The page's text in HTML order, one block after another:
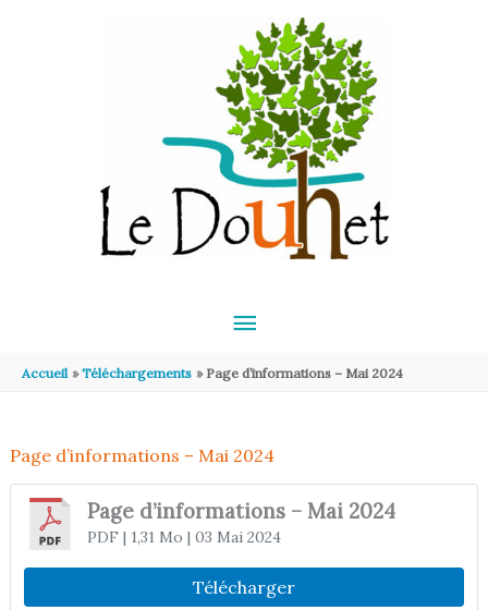
MENU
PRINCIPAL
Accueil Téléchargements Page d’informations – Mai 2024
Page d’informations – Mai 2024
Page d’informations – Mai 2024
PDF | 1,31 Mo | 03 Mai 2024
Télécharger